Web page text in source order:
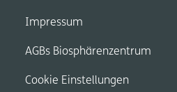
Impressum
AGBs Biosphärenzentrum
Cookie Einstellungen